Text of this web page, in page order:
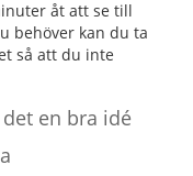
åt att se till
behöver kan du ta
så att du inte
en bra idé